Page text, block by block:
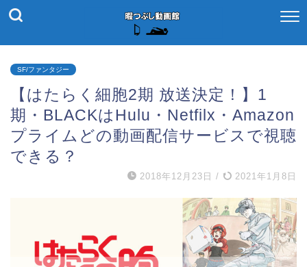
SF/ファンタジー
【はたらく細胞2期 放送決定！】1
期・BLACKはHulu・Netfilx・Amazon
プライムどの動画配信サービスで視聴
できる？
2018年12月23日 / 2021年1月8日